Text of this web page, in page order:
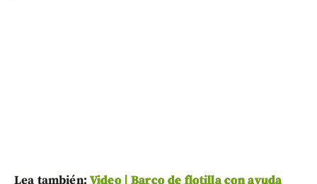
Lea también: Video | Barco de flotilla con ayuda